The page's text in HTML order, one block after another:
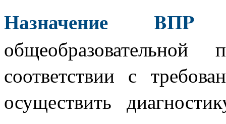
Назначение BПP
соответствии с
осуществить